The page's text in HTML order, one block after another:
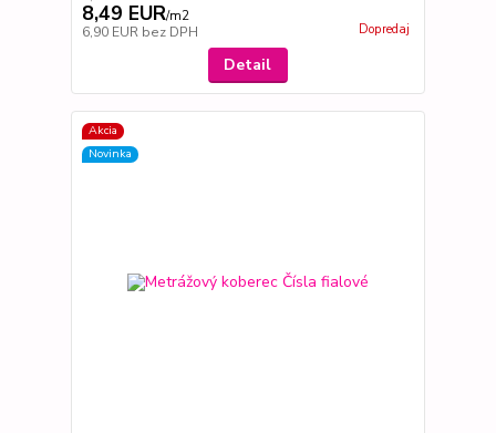
8,49 EUR/m2
6,90 EUR bez DPH Dopredaj
Detail
Akcia
Novinka